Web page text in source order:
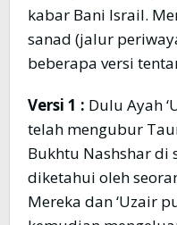
kabar Bani Israil.
sanad (jalur
beberapa versi
Versi 1 : Dulu Ayah
telah mengubur
Bukhtu Nashshar
diketahui oleh
Mereka dan ‘Uzair